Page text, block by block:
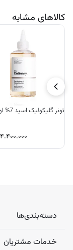
کالاهای مشابه
تونر گلیکولیک اسید 7% اوردینری
۴.۴۰۰.۰۰۰
دسته‌بندی‌ها
خدمات مشتریان